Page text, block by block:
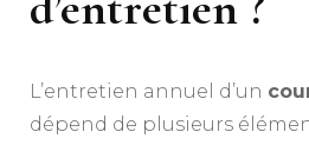
L’entretien annuel d’un
dépend de plusieurs